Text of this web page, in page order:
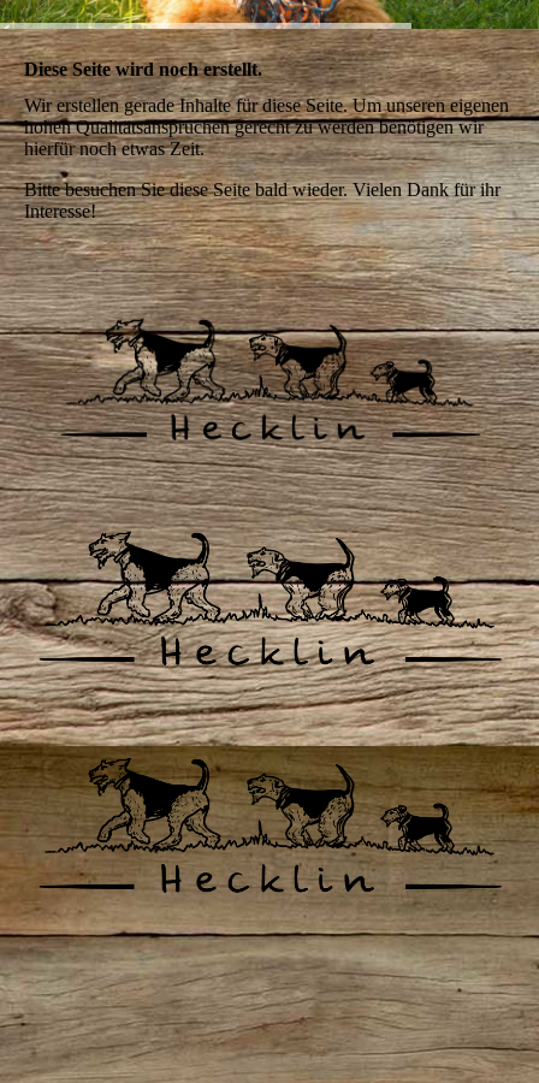
Diese Seite wird noch erstellt.
Wir erstellen gerade Inhalte für diese Seite. Um unseren eigenen
hohen Qualitätsansprüchen gerecht zu werden benötigen wir
hierfür noch etwas Zeit.
Bitte besuchen Sie diese Seite bald wieder. Vielen Dank für ihr
Interesse!